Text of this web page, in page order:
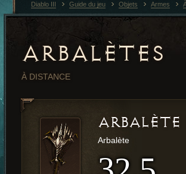
ARBALÈTES
À DISTANCE
Arbalète
Diablo III Guide du jeu Objets Armes